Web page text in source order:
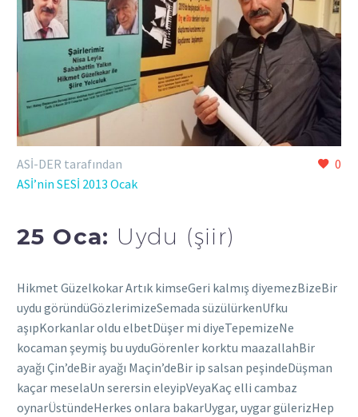
0
ASİ-DER tarafından
ASİ’nin SESİ 2013 Ocak
25 Oca: Uydu (şiir)
Hikmet Güzelkokar Artık kimseGeri kalmış diyemezBizeBir
uydu göründüGözlerimizeSemada süzülürkenUfku
aşıpKorkanlar oldu elbetDüşer mi diyeTepemizeNe
kocaman şeymiş bu uyduGörenler korktu maazallahBir
ayağı Çin’deBir ayağı Maçin’deBir ip salsan peşindeDüşman
kaçar meselaUn serersin eleyipVeyaKaç elli cambaz
oynarÜstündeHerkes onlara bakarUygar, uygar gülerizHep